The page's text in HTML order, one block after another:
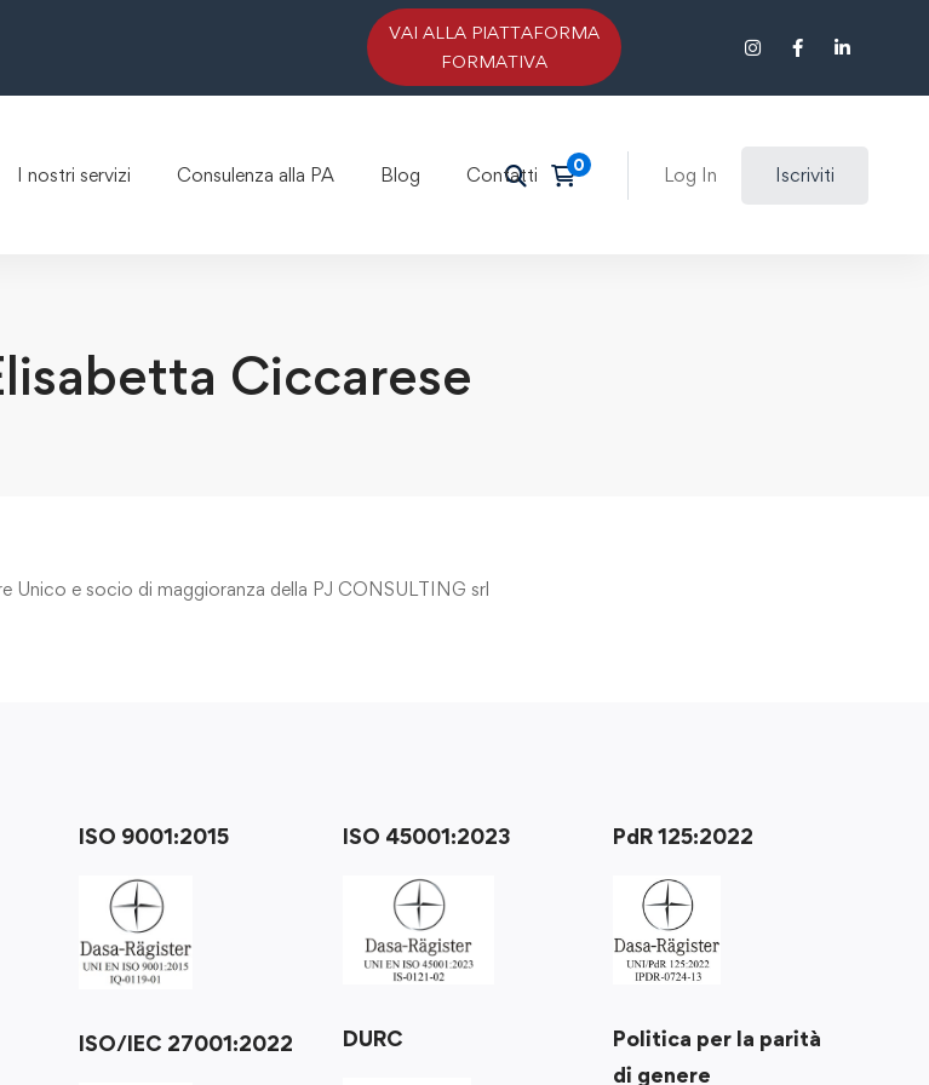
VAI ALLA PIATTAFORMA
FORMATIVA
I nostri servizi Consulenza alla PA Blog Contatti Log In Iscriviti
Ciccarese
e socio di maggioranza della PJ CONSULTING srl
ISO 9001:2015
ISO/IEC 27001:2022
ISO 45001:2023
DURC
PdR 125:2022
Politica per la parità
di genere